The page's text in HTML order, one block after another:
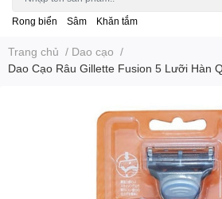
Rong biển Sâm Khăn tắm
Trang chủ / Dao cạo /
Dao Cạo Râu Gillette Fusion 5 Lưỡi Hàn